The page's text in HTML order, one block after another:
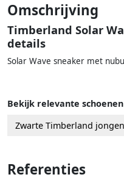
Omschrijving
Timberland Solar
details
Solar Wave sneaker met
Bekijk relevante schoenen
Zwarte Timberland
Referenties